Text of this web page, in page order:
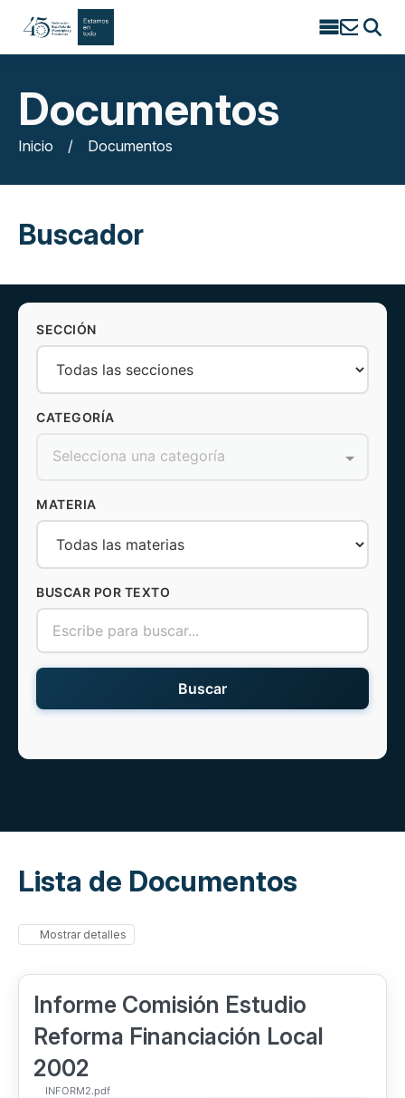
Search
Documentos
Inicio / Documentos
Buscador
SECCIÓN
CATEGORÍA
Selecciona una categoría
MATERIA
BUSCAR POR TEXTO
Buscar
Lista de Documentos
Mostrar detalles
Informe Comisión Estudio
Reforma Financiación Local
2002
INFORM2.pdf